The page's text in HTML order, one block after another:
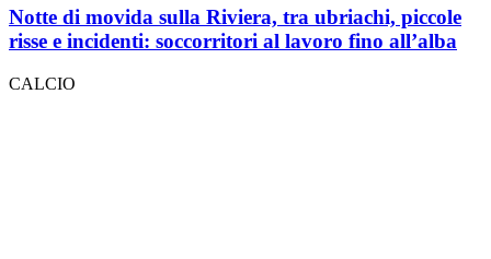
Notte di movida sulla Riviera, tra ubriachi, piccole
risse e incidenti: soccorritori al lavoro fino all’alba
CALCIO